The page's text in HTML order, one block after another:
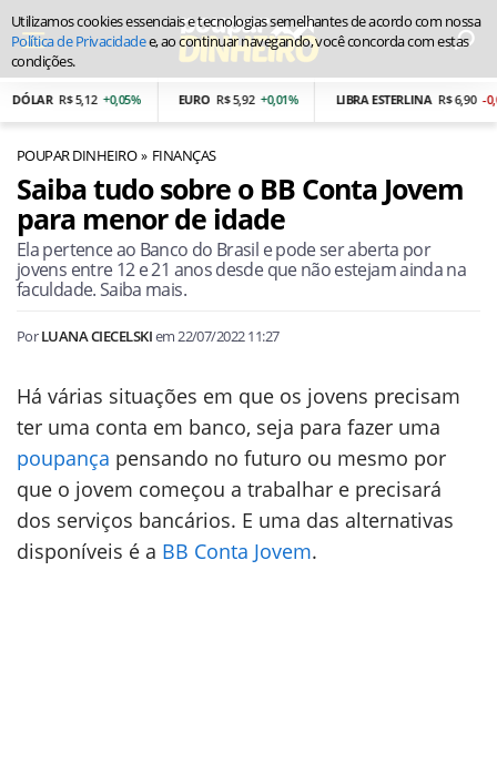
R$ 5,12 +0,05% EURO R$ 5,92 +0,01% LIBRA ESTERLINA R$ 6,90 -0,01%
POUPAR DINHEIRO FINANÇAS
Saiba tudo sobre o BB Conta Jovem
para menor de idade
Ela pertence ao Banco do Brasil e pode ser aberta por
jovens entre 12 e 21 anos desde que não estejam ainda na
faculdade. Saiba mais.
PorLUANA CIECELSKIem22/07/2022 11:27
Há várias situações em que os jovens precisam
ter uma conta em banco, seja para fazer uma
poupança pensando no futuro ou mesmo por
que o jovem começou a trabalhar e precisará
dos serviços bancários. E uma das alternativas
disponíveis é a BB Conta Jovem.
Utilizamos cookies essenciais e tecnologias semelhantes de acordo com nossa
Política de Privacidadee, ao continuar navegando, você concorda com estas
condições.